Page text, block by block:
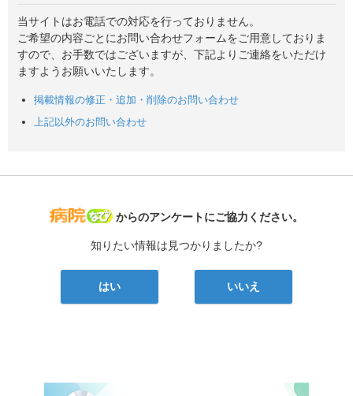
当サイトはお電話での対応を行っておりません。
ご希望の内容ごとにお問い合わせフォームをご用意しておりま
すので、お手数ではございますが、下記よりご連絡をいただけ
ますようお願いいたします。
掲載情報の修正・追加・削除のお問い合わせ
上記以外のお問い合わせ
病院なび
からのアンケートにご協力ください。
知りたい情報は見つかりましたか?
はい いいえ